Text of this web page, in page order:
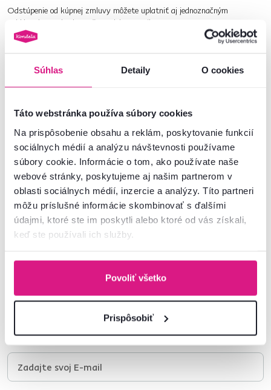
Súhlas Detaily O cookies
Táto webstránka používa súbory cookies
Na prispôsobenie obsahu a reklám, poskytovanie funkcií
sociálnych médií a analýzu návštevnosti používame
súbory cookie. Informácie o tom, ako používate naše
webové stránky, poskytujeme aj našim partnerom v
oblasti sociálnych médií, inzercie a analýzy. Títo partneri
môžu príslušné informácie skombinovať s ďalšími
údajmi, ktoré ste im poskytli alebo ktoré od vás získali,
keď ste používali ich služby.
Povoliť všetko
Prispôsobiť
Odstúpenie od kúpnej zmluvy môžete uplatniť aj jednoznačným
vyhlásením zaslaným poštou alebo e-mailom.
KONDELA s.r.o., e-shop kondela.sk, Závodná 459, 027 43 Nižná,
[email protected]
podmienok. Ak odstúpenie odošlete prostredníctvom online formulára, jeho
prijatie Vám bezodkladne potvrdíme e-mailom.
Lehota na odstúpenie od kúpnej zmluvy je zachovaná, ak oznámenie o
odstúpení odošlete pred uplynutím 14-dňovej lehoty.
Alternatívne môžete využiť aj vzorový formulár vo formáte
PDF: Formulár na odstúpenie od zmluvy uzavretej na diaľku (PDF)
Newsletter
Prihláste sa na odber a získajte uvítaciu zľavu-5 %.
Navyše vám budeme posielať inšpirácie a výhodné